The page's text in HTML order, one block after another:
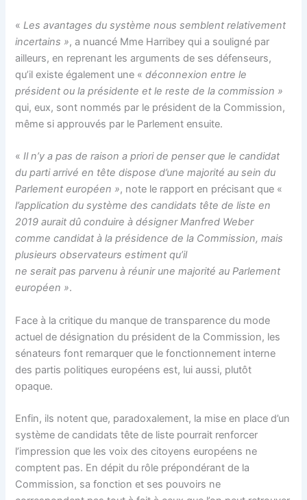
«Les avantages du système nous semblent relativement
incertains », a nuancé Mme Harribey qui a souligné par
ailleurs, en reprenant les arguments de ses défenseurs,
qu’il existe également une «déconnexion entre le
président ou la présidente et le reste de la commission »
qui, eux, sont nommés par le président de la Commission,
même si approuvés par le Parlement ensuite.
«Il n’y a pas de raison a priori de penser que le candidat
du parti arrivé en tête dispose d’une majorité au sein du
Parlement européen », note le rapport en précisant que «
l’application du système des candidats tête de liste en
2019 aurait dû conduire à désigner Manfred Weber
comme candidat à la présidence de la Commission, mais
plusieurs observateurs estiment qu’il
ne serait pas parvenu à réunir une majorité au Parlement
européen ».
Face à la critique du manque de transparence du mode
actuel de désignation du président de la Commission, les
sénateurs font remarquer que le fonctionnement interne
des partis politiques européens est, lui aussi, plutôt
opaque.
Enfin, ils notent que, paradoxalement, la mise en place d’un
système de candidats tête de liste pourrait renforcer
l’impression que les voix des citoyens européens ne
comptent pas. En dépit du rôle prépondérant de la
Commission, sa fonction et ses pouvoirs ne